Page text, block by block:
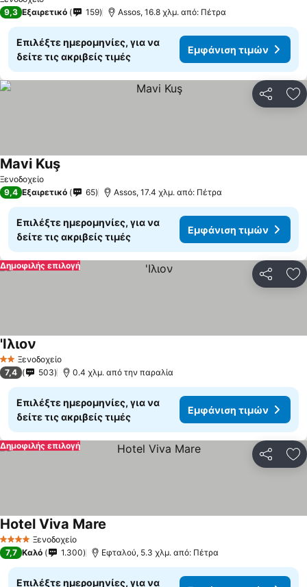
9,3 Εξαιρετικό 159 Assos, 16.8 χλμ. από: Πέτρα
Επιλέξτε ημερομηνίες, για να
δείτε τις ακριβείς τιμές
Εμφάνιση τιμών
Ξενοδοχείο
Mavi Kuş
9,4 Εξαιρετικό 65 Assos, 17.4 χλμ. από: Πέτρα
Επιλέξτε ημερομηνίες, για να
δείτε τις ακριβείς τιμές
Εμφάνιση τιμών
Δημοφιλής επιλογή
2 ΑστέριαΞενοδοχείο
'Ιλιον
7,4 503 0.4 χλμ. από την παραλία
Επιλέξτε ημερομηνίες, για να
δείτε τις ακριβείς τιμές
Εμφάνιση τιμών
Δημοφιλής επιλογή
4 ΑστέριαΞενοδοχείο
Hotel Viva Mare
7,7 Καλό 1.300 Εφταλού, 5.3 χλμ. από: Πέτρα
Επιλέξτε ημερομηνίες, για να